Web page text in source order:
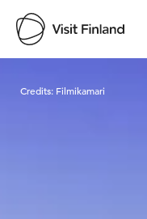
Credits: Filmikamari